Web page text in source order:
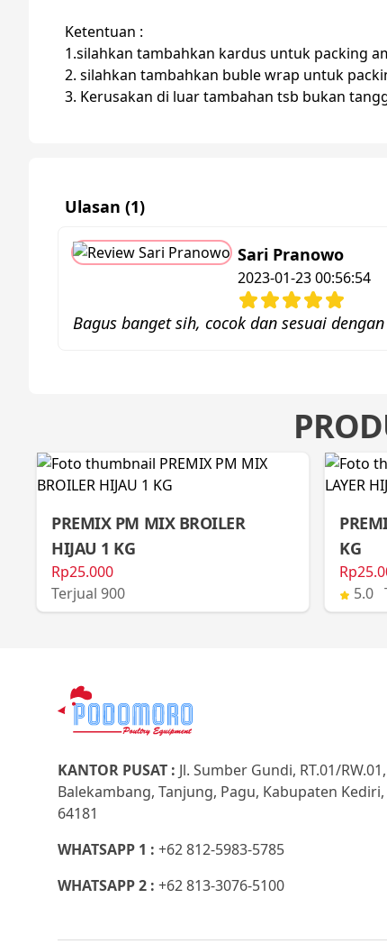
Ketentuan :
1.silahkan tambahkan kardus untuk packing
2. silahkan tambahkan buble wrap untuk
3. Kerusakan di luar tambahan tsb bukan
Ulasan (1)
Sari Pranowo
2023-01-23 00:56:54
Bagus banget sih, cocok dan sesuai
PREMIX PM MIX BROILER
HIJAU 1 KG
Rp25.000
Terjual 900
KG
5.0
KANTOR PUSAT : Jl. Sumber Gundi, RT.01/RW.01,
Balekambang, Tanjung, Pagu, Kabupaten Kediri,
64181
WHATSAPP 1 : +62 812-5983-5785
WHATSAPP 2 : +62 813-3076-5100